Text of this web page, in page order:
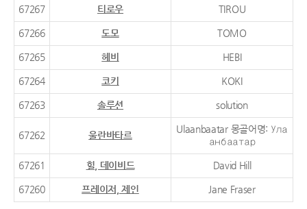
67267 티로우 TIROU
67266 도모 TOMO
67265 헤비 HEBI
67264 코키 KOKI
67263 솔루션 solution
67262 울란바타르
Ulaanbaatar 몽골어명: Ула
анбаатар
67261 힐, 데이비드 David Hill
67260 프레이저, 제인 Jane Fraser